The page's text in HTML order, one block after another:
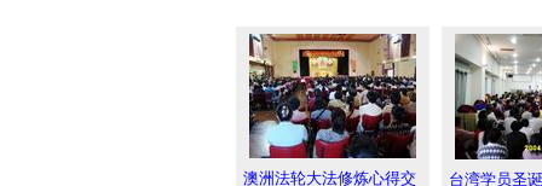
澳洲法轮大法修炼心得交
台湾学员圣